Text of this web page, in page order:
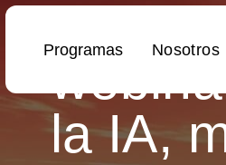
la IA,